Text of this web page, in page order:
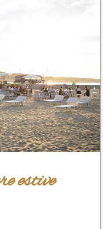
estive